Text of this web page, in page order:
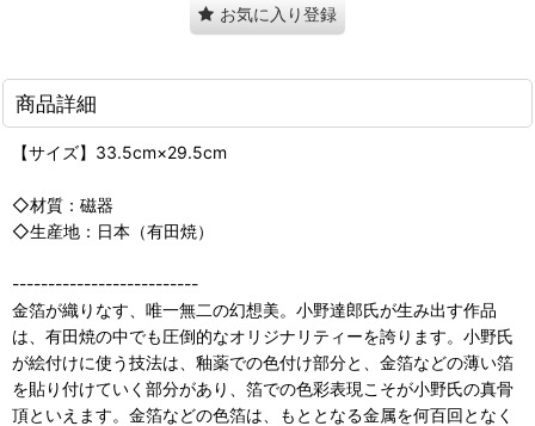
お気に入り登録
商品詳細
【サイズ】33.5cm×29.5cm
◇材質：磁器
◇生産地：日本（有田焼）
--------------------------
金箔が織りなす、唯一無二の幻想美。小野達郎氏が生み出す作品
は、有田焼の中でも圧倒的なオリジナリティーを誇ります。小野氏
が絵付けに使う技法は、釉薬での色付け部分と、金箔などの薄い箔
を貼り付けていく部分があり、箔での色彩表現こそが小野氏の真骨
頂といえます。金箔などの色箔は、もととなる金属を何百回となく